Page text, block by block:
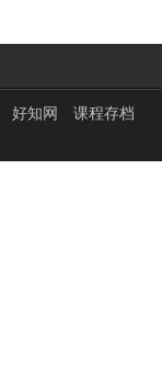
好知网
课程存档